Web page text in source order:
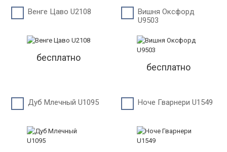
Венге Цаво U2108
бесплатно
Вишня Оксфорд
U9503
бесплатно
Дуб Млечный U1095 Ноче Гварнери U1549